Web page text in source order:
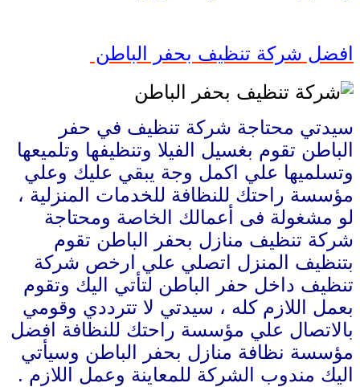
افضل شركة تنظيف بحفر الباطن
سيدتي محتاجة شركة تنظيف في حفر
الباطن تقوم بغسيل الفيلا وتنظيفها وتلميعها
وتسلميها علي اكمل وجة يبقي عليك وعلي
مؤسسة راحتك للنظافة للخدمات المنزلية ،
لو مشغولة فى أعمالك الخاصة ومحتاجة
شركة تنظيف منازل بحفر الباطن تقوم
بتنظيف المنزل اتصلي علي ارخص شركة
تنظيف داخل حفر الباطن لتأتي اليك وتقوم
بعمل اللازم كله ، سيدتي لا تترددي وقومي
بالاتصال علي مؤسسة راحتك للنظافة افضل
مؤسسة نظافة منازل بحفر الباطن وسيأتي
اليك مندوب الشركة للمعاينة وعمل اللازم .